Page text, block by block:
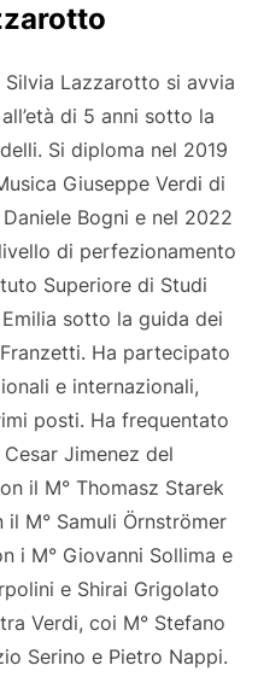
Lazzarotto si avvia
di 5 anni sotto la
Si diploma nel 2019
Giuseppe Verdi di
Bogni e nel 2022
di perfezionamento
Superiore di Studi
Emilia sotto la guida dei
Ha partecipato
e internazionali,
posti. Ha frequentato
Jimenez del
il M° Thomasz Starek
il M° Samuli Örnströmer
i M° Giovanni Sollima e
e Shirai Grigolato
Verdi, coi M° Stefano
Serino e Pietro Nappi.